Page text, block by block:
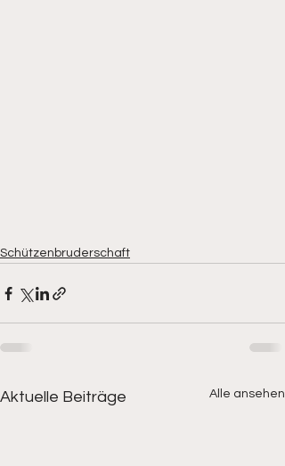
Schützenbruderschaft
Aktuelle Beiträge Alle ansehen